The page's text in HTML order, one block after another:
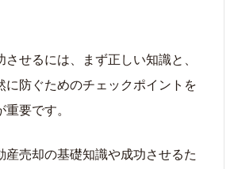
せるには、まず正しい知識と、
に防ぐためのチェックポイントを
要です。
産売却の基礎知識や成功させるた